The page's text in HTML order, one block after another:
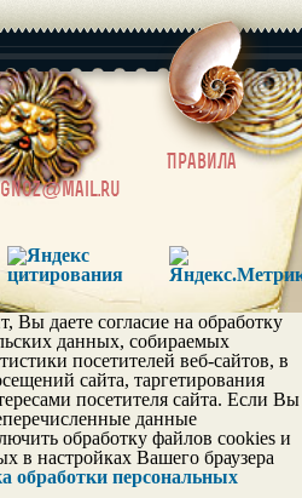
|
Правила
Вы даете согласие на обработку
данных, собираемых
посетителей веб-сайтов, в
сайта, таргетирования
посетителя сайта. Если Вы
данные
обработку файлов cookies и
в настройках Вашего браузера
обработки персональных